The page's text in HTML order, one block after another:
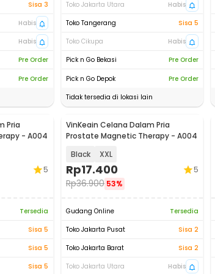
Sisa 3
Habis
Habis
Pre Order
Pre Order
Toko Jakarta Utara
Habis
Toko Tangerang
Sisa 5
Toko Cikupa
Habis
Pick n Go Bekasi
Pre Order
Pick n Go Depok
Pre Order
Tidak tersedia di lokasi lain
Pria
- A004
5
Tersedia
Sisa 5
Sisa 5
Sisa 5
VinKeain Celana Dalam Pria
Prostate Magnetic Therapy - A004
Black
XXL
Rp17.400
Rp36.900 53%
5
Gudang Online
Tersedia
Toko Jakarta Pusat
Sisa 2
Toko Jakarta Barat
Sisa 2
Toko Jakarta Utara
Habis